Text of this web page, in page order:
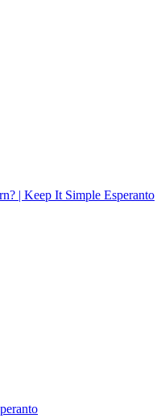
| Keep It Simple Esperanto